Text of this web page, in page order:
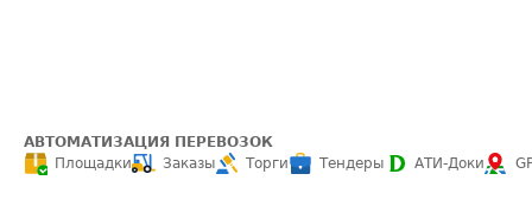
АВТОМАТИЗАЦИЯ ПЕРЕВОЗОК
Площадки
Заказы Торги Тендеры АТИ-Доки